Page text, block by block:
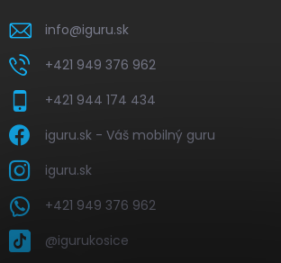
info@iguru.sk
+421 949 376 962
+421 944 174 434
iguru.sk - Váš mobilný guru
iguru.sk
+421 949 376 962
@igurukosice